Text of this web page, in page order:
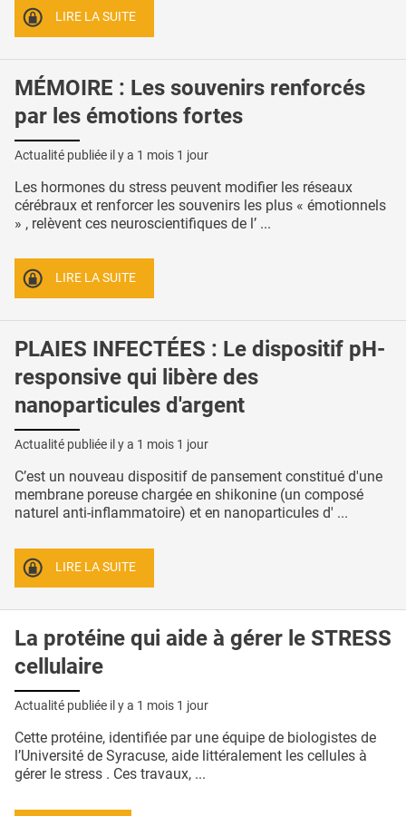
LIRE LA SUITE
MÉMOIRE : Les souvenirs renforcés
par les émotions fortes
Actualité publiée il y a 1 mois 1 jour
Les hormones du stress peuvent modifier les réseaux
cérébraux et renforcer les souvenirs les plus « émotionnels
» , relèvent ces neuroscientifiques de l’ ...
LIRE LA SUITE
PLAIES INFECTÉES : Le dispositif pH-
responsive qui libère des
nanoparticules d'argent
Actualité publiée il y a 1 mois 1 jour
C’est un nouveau dispositif de pansement constitué d'une
membrane poreuse chargée en shikonine (un composé
naturel anti-inflammatoire) et en nanoparticules d' ...
LIRE LA SUITE
La protéine qui aide à gérer le STRESS
cellulaire
Actualité publiée il y a 1 mois 1 jour
Cette protéine, identifiée par une équipe de biologistes de
l’Université de Syracuse, aide littéralement les cellules à
gérer le stress . Ces travaux, ...